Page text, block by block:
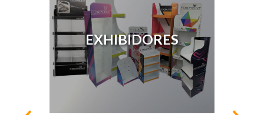
EXHIBIDORES